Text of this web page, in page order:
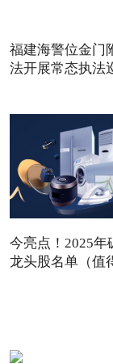
福建海警位金门
法开展常态执法
今亮点！2025年
龙头股名单（值